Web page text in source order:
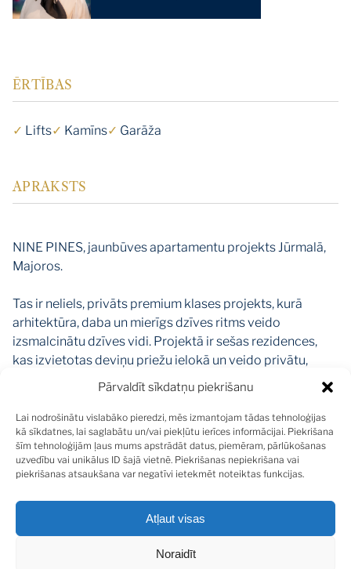
Pārvaldīt sīkdatņu piekrišanu
Lai nodrošinātu vislabāko pieredzi, mēs izmantojam tādas tehnoloģijas
kā sīkdatnes, lai saglabātu un/vai piekļūtu ierīces informācijai. Piekrišana
šīm tehnoloģijām ļaus mums apstrādāt datus, piemēram, pārlūkošanas
uzvedību vai unikālus ID šajā vietnē. Piekrišanas nepiekrišana vai
piekrišanas atsaukšana var negatīvi ietekmēt noteiktas funkcijas.
Atļaut visas
Noraidīt
ĒRTĪBAS
✓ Lifts✓ Kamīns✓ Garāža
APRAKSTS
NINE PINES, jaunbūves apartamentu projekts Jūrmalā,
Majoros.
Tas ir neliels, privāts premium klases projekts, kurā
arhitektūra, daba un mierīgs dzīves ritms veido
izsmalcinātu dzīves vidi. Projektā ir sešas rezidences,
kas izvietotas deviņu priežu ielokā un veido privātu,
harmonisku vidi ar savu raksturu.
Ēka veidota trīs stāvos ar trim apartmentiem katrā stāvā.
Katram dzīvoklim logi ir trīs fasādēs, tāpēc dabīgā
gaisma telpās ienāk no trim pusēm visas dienas garumā.
Arhitektūru raksturo tīras līnijas, plašas stiklotas virsmas
un dabīgi materiāli, kas ļauj ēkai organiski iekļauties
Projektā pieejama divu guļamistabu rezidence 137,2 m²
platībā ar privātiem dārziem, kas kļūst par zaļu
dzīvojamās telpas turpinājumu.